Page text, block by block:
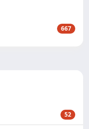
667
52